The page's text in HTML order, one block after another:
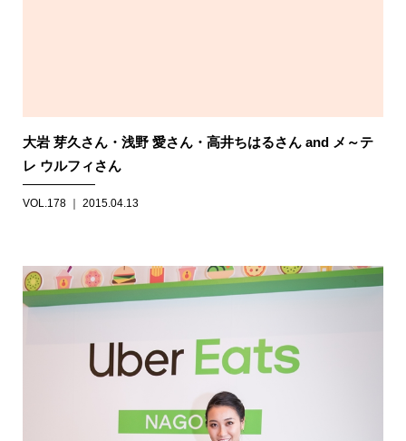
大岩 芽久さん・浅野 愛さん・高井ちはるさん and メ～テ
レ ウルフィさん
VOL.178 ｜ 2015.04.13